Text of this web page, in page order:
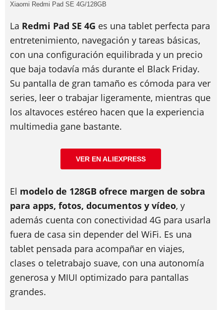
Xiaomi Redmi Pad SE 4G/128GB
La Redmi Pad SE 4G es una tablet perfecta para
entretenimiento, navegación y tareas básicas,
con una configuración equilibrada y un precio
que baja todavía más durante el Black Friday.
Su pantalla de gran tamaño es cómoda para ver
series, leer o trabajar ligeramente, mientras que
los altavoces estéreo hacen que la experiencia
multimedia gane bastante.
VER EN ALIEXPRESS
El modelo de 128GB ofrece margen de sobra
para apps, fotos, documentos y vídeo, y
además cuenta con conectividad 4G para usarla
fuera de casa sin depender del WiFi. Es una
tablet pensada para acompañar en viajes,
clases o teletrabajo suave, con una autonomía
generosa y MIUI optimizado para pantallas
grandes.